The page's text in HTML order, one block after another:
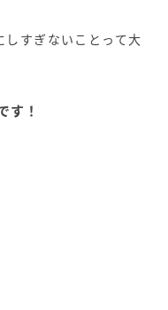
しすぎないことって大
す！